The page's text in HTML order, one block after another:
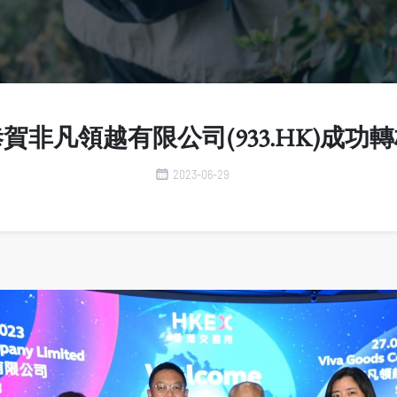
非凡領越有限公司(933.HK)成功
2023-06-29